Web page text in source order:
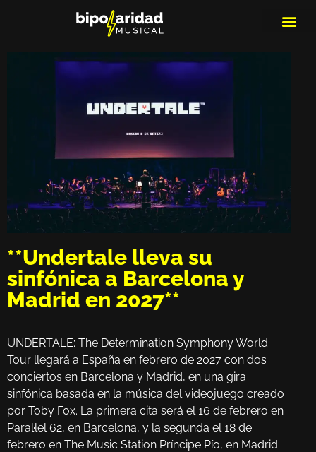
**Undertale lleva su
sinfónica a Barcelona y
Madrid en 2027**
UNDERTALE: The Determination Symphony World
Tour llegará a España en febrero de 2027 con dos
conciertos en Barcelona y Madrid, en una gira
sinfónica basada en la música del videojuego creado
por Toby Fox. La primera cita será el 16 de febrero en
Paral·lel 62, en Barcelona, y la segunda el 18 de
febrero en The Music Station Príncipe Pío, en Madrid.